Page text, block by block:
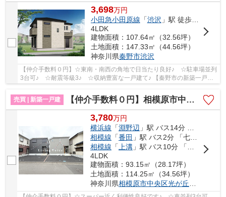
3,698万円
小田急小田原線 「渋沢 」駅 徒歩20分
4LDK
建物面積：107.64㎡（32.56坪）
土地面積：147.33㎡（44.56坪）
神奈川県秦野市渋沢
【仲介手数料０円】☆東南・南西の角地で日当たり良好♪ ☆駐車場並列
3台可♪ ☆耐震等級3♪ ☆収納豊富な一戸建て♪ 【秦野市の新築一戸建
ての事ならリビングボイスにお任せ下さい！】
売買 | 新築一戸建
【仲介手数料０円】相模原市中央区光が丘第13 新築一戸建て 全2棟
3,780万円
横浜線 「淵野辺 」駅 バス14分 「光が丘3丁目」 停歩2分
相模線 「番田 」駅 バス2分 「七曲り下」 停歩18分
相模線 「 上溝」駅 バス10分 「千代田（相模原市中央区）」 停歩14分
4LDK
建物面積：93.15㎡（28.17坪）
土地面積：114.25㎡（34.56坪）
神奈川県相模原市中央区光が丘